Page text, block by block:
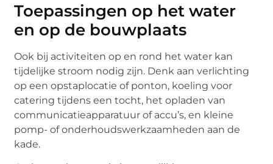
Toepassingen op het water
en op de bouwplaats
Ook bij activiteiten op en rond het water kan
tijdelijke stroom nodig zijn. Denk aan verlichting
op een opstaplocatie of ponton, koeling voor
catering tijdens een tocht, het opladen van
communicatieapparatuur of accu’s, en kleine
pomp- of onderhoudswerkzaamheden aan de
kade.